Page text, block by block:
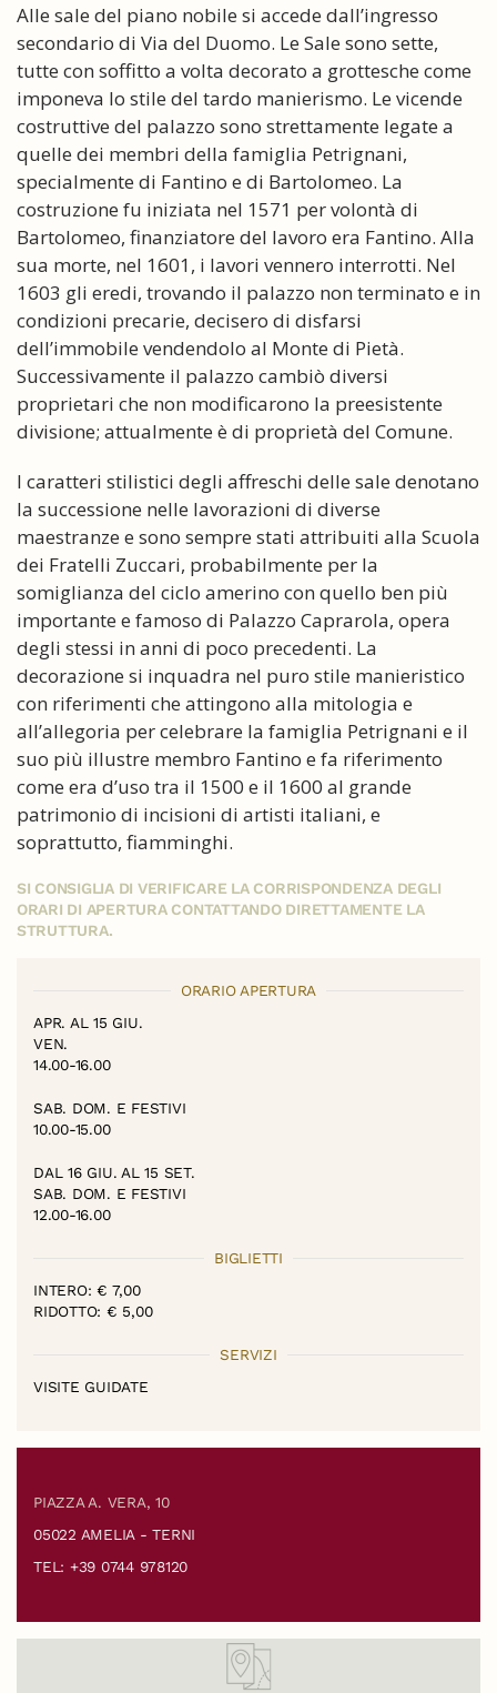
Alle sale del piano nobile si accede dall’ingresso
secondario di Via del Duomo. Le Sale sono sette,
tutte con soffitto a volta decorato a grottesche come
imponeva lo stile del tardo manierismo. Le vicende
costruttive del palazzo sono strettamente legate a
quelle dei membri della famiglia Petrignani,
specialmente di Fantino e di Bartolomeo. La
costruzione fu iniziata nel 1571 per volontà di
Bartolomeo, finanziatore del lavoro era Fantino. Alla
sua morte, nel 1601, i lavori vennero interrotti. Nel
1603 gli eredi, trovando il palazzo non terminato e in
condizioni precarie, decisero di disfarsi
dell’immobile vendendolo al Monte di Pietà.
Successivamente il palazzo cambiò diversi
proprietari che non modificarono la preesistente
divisione; attualmente è di proprietà del Comune.
I caratteri stilistici degli affreschi delle sale denotano
la successione nelle lavorazioni di diverse
maestranze e sono sempre stati attribuiti alla Scuola
dei Fratelli Zuccari, probabilmente per la
somiglianza del ciclo amerino con quello ben più
importante e famoso di Palazzo Caprarola, opera
degli stessi in anni di poco precedenti. La
decorazione si inquadra nel puro stile manieristico
con riferimenti che attingono alla mitologia e
all’allegoria per celebrare la famiglia Petrignani e il
suo più illustre membro Fantino e fa riferimento
come era d’uso tra il 1500 e il 1600 al grande
patrimonio di incisioni di artisti italiani, e
soprattutto, fiamminghi.
SI CONSIGLIA DI VERIFICARE LA CORRISPONDENZA DEGLI
ORARI DI APERTURA CONTATTANDO DIRETTAMENTE LA
STRUTTURA.
ORARIO APERTURA
APR. AL 15 GIU.
VEN.
14.00-16.00
SAB. DOM. E FESTIVI
10.00-15.00
DAL 16 GIU. AL 15 SET.
SAB. DOM. E FESTIVI
12.00-16.00
BIGLIETTI
INTERO: € 7,00
RIDOTTO: € 5,00
SERVIZI
VISITE GUIDATE
PIAZZA A. VERA, 10
05022 AMELIA - TERNI
TEL: +39 0744 978120